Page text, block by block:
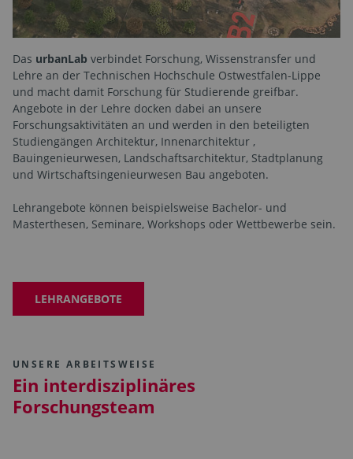
Das urbanLab verbindet Forschung, Wissenstransfer und
Lehre an der Technischen Hochschule Ostwestfalen-Lippe
und macht damit Forschung für Studierende greifbar.
Angebote in der Lehre docken dabei an unsere
Forschungsaktivitäten an und werden in den beteiligten
Studiengängen Architektur, Innenarchitektur ,
Bauingenieurwesen, Landschaftsarchitektur, Stadtplanung
und Wirtschaftsingenieurwesen Bau angeboten.
Lehrangebote können beispielsweise Bachelor- und
Masterthesen, Seminare, Workshops oder Wettbewerbe sein.
LEHRANGEBOTE
UNSERE ARBEITSWEISE
Ein interdisziplinäres
Forschungsteam